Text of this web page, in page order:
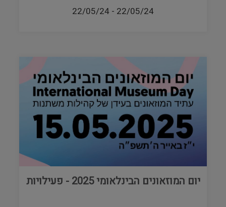
22/05/24
-
22/05/24
יום המוזאונים הבינלאומי 2025 - פעילויות